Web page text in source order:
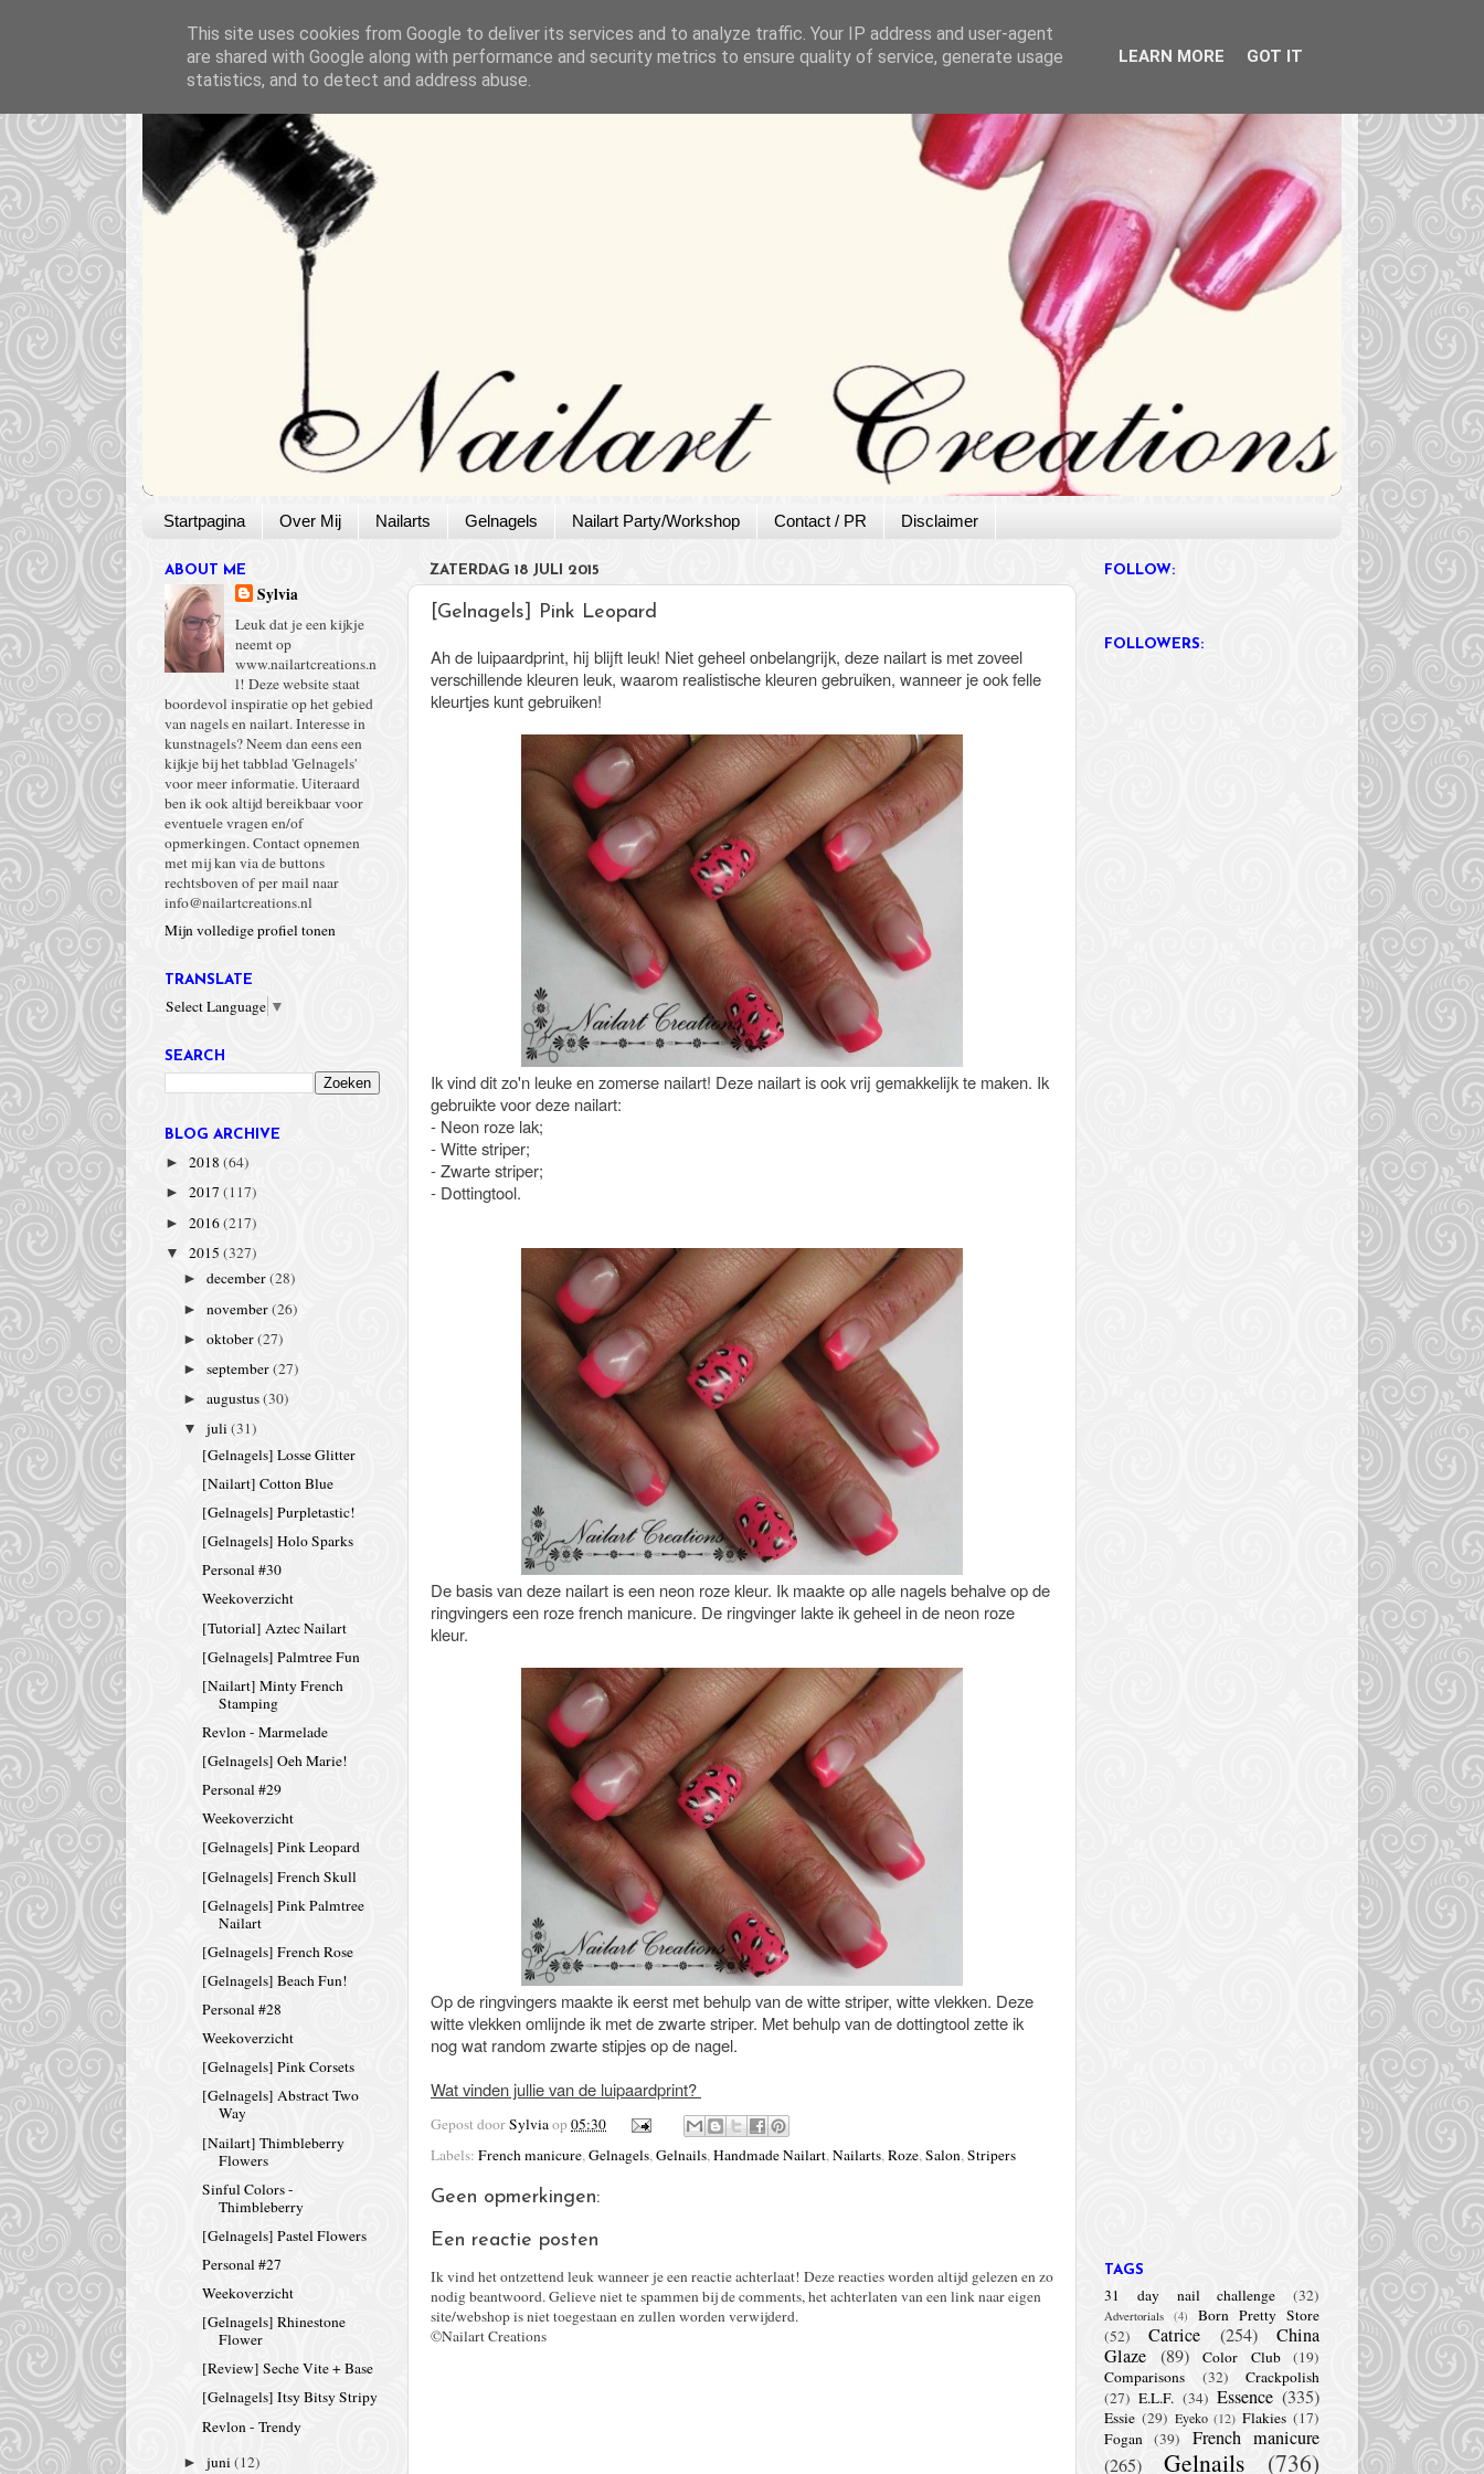
Startpagina Over Mij Nailarts Gelnagels Nailart Party/Workshop Contact / PR Disclaimer
ZATERDAG 18 JULI 2015
[Gelnagels] Pink Leopard
Ah de luipaardprint, hij blijft leuk! Niet geheel onbelangrijk, deze nailart is met zoveel
verschillende kleuren leuk, waarom realistische kleuren gebruiken, wanneer je ook felle
kleurtjes kunt gebruiken!
Ik vind dit zo'n leuke en zomerse nailart! Deze nailart is ook vrij gemakkelijk te maken. Ik
gebruikte voor deze nailart:
- Neon roze lak;
- Witte striper;
- Zwarte striper;
- Dottingtool.
De basis van deze nailart is een neon roze kleur. Ik maakte op alle nagels behalve op de
ringvingers een roze french manicure. De ringvinger lakte ik geheel in de neon roze
kleur.
Op de ringvingers maakte ik eerst met behulp van de witte striper, witte vlekken. Deze
witte vlekken omlijnde ik met de zwarte striper. Met behulp van de dottingtool zette ik
nog wat random zwarte stipjes op de nagel.
Wat vinden jullie van de luipaardprint?
Gepost doorSylviaop05:30
Labels: French manicure,Gelnagels,Gelnails,Handmade Nailart,Nailarts,Roze,Salon,Stripers
Geen opmerkingen:
Een reactie posten
Ik vind het ontzettend leuk wanneer je een reactie achterlaat! Deze reacties worden altijd gelezen en zo
nodig beantwoord. Gelieve niet te spammen bij de comments, het achterlaten van een link naar eigen
site/webshop is niet toegestaan en zullen worden verwijderd.
©Nailart Creations
ABOUT ME
Sylvia
Leuk dat je een kijkje
neemt op
www.nailartcreations.n
l! Deze website staat
boordevol inspiratie op het gebied
van nagels en nailart. Interesse in
kunstnagels? Neem dan eens een
kijkje bij het tabblad 'Gelnagels'
voor meer informatie. Uiteraard
ben ik ook altijd bereikbaar voor
eventuele vragen en/of
opmerkingen. Contact opnemen
met mij kan via de buttons
rechtsboven of per mail naar
info@nailartcreations.nl
Mijn volledige profiel tonen
TRANSLATE
Select Language ▼
SEARCH
BLOG ARCHIVE
► 2018 (64)
► 2017 (117)
► 2016(217)
▼ 2015 (327)
►december(28)
►november(26)
►oktober(27)
►september(27)
►augustus(30)
▼juli(31)
[Gelnagels] Losse Glitter
[Nailart] Cotton Blue
[Gelnagels] Purpletastic!
[Gelnagels] Holo Sparks
Personal #30
Weekoverzicht
[Tutorial] Aztec Nailart
[Gelnagels] Palmtree Fun
[Nailart] Minty French
Stamping
Revlon - Marmelade
[Gelnagels] Oeh Marie!
Personal #29
Weekoverzicht
[Gelnagels] Pink Leopard
[Gelnagels] French Skull
[Gelnagels] Pink Palmtree
Nailart
[Gelnagels] French Rose
[Gelnagels] Beach Fun!
Personal #28
Weekoverzicht
[Gelnagels] Pink Corsets
[Gelnagels] Abstract Two
Way
[Nailart] Thimbleberry
Flowers
Sinful Colors -
Thimbleberry
[Gelnagels] Pastel Flowers
Personal #27
Weekoverzicht
[Gelnagels] Rhinestone
Flower
[Review] Seche Vite + Base
[Gelnagels] Itsy Bitsy Stripy
Revlon - Trendy
►juni(12)
FOLLOW:
FOLLOWERS:
TAGS
31 day nail challenge (32)
Advertorials (4)
Born Pretty Store
(52)
Catrice (254)
China
Glaze (89) Color Club
(19)
Comparisons
(32)
Crackpolish
(27) E.L.F. (34) Essence (335)
Essie (29) Eyeko (12) Flakies (17)
Fogan (39)
French manicure
(265)
Gelnails (736)
This site uses cookies from Google to deliver its services and to analyze traffic. Your IP address and user-agent
are shared with Google along with performance and security metrics to ensure quality of service, generate usage
statistics, and to detect and address abuse.
LEARN MORE GOT IT